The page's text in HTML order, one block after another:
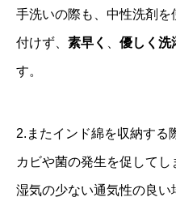
手洗いの際も、中性洗剤
付けず、 素早く 優しく洗
す。
2.またインド綿を収納する
カビや菌の発生を促してし
湿気の少ない通気性の良